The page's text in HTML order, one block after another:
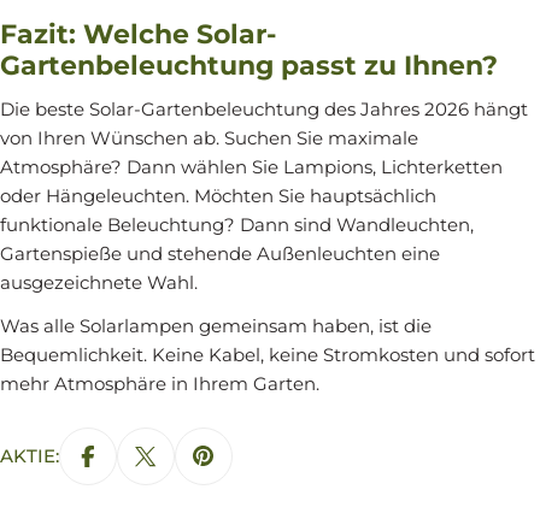
Fazit: Welche Solar-
Gartenbeleuchtung passt zu Ihnen?
Die beste Solar-Gartenbeleuchtung des Jahres 2026 hängt
von Ihren Wünschen ab. Suchen Sie maximale
Atmosphäre? Dann wählen Sie Lampions, Lichterketten
oder Hängeleuchten. Möchten Sie hauptsächlich
funktionale Beleuchtung? Dann sind Wandleuchten,
Gartenspieße und stehende Außenleuchten eine
ausgezeichnete Wahl.
Was alle Solarlampen gemeinsam haben, ist die
Bequemlichkeit. Keine Kabel, keine Stromkosten und sofort
mehr Atmosphäre in Ihrem Garten.
AKTIE: